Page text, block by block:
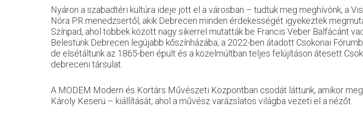
Nyáron a szabadtéri kultúra ideje jött el a városban – tudtuk meg meghívónk, a
Nóra PR menedzsertől, akik Debrecen minden érdekességét igyekeztek
Színpad, ahol többek között nagy sikerrel mutatták be Francis Veber Balfácánt
Belestünk Debrecen legújabb kőszínházába, a 2022-ben átadott Csokonai
de elsétáltunk az 1865-ben épült és a közelmúltban teljes felújításon átesett
debreceni társulat.
A MODEM Modern és Kortárs Művészeti Központban csodát láttunk, amikor
Károly Keserü – kiállítását, ahol a művész varázslatos világba vezeti el a nézőt.